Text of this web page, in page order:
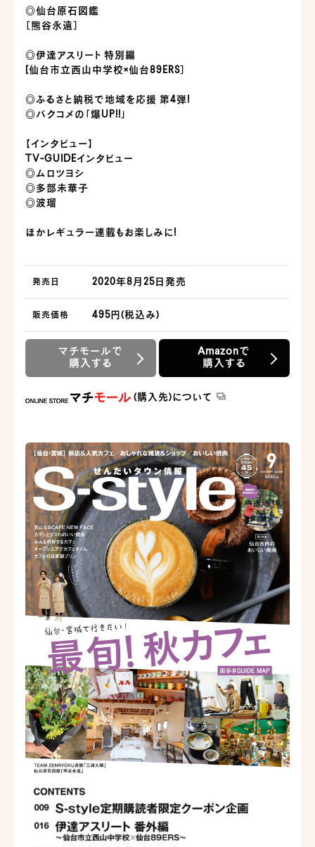
◎仙台原石図鑑
［熊谷永遠］
◎伊達アスリート 特別編
[仙台市立西山中学校×仙台89ERS］
◎ふるさと納税で地域を応援 第4弾!
◎バクコメの「爆UP!!」
【インタビュー】
TV-GUIDEインタビュー
◎ムロツヨシ
◎多部未華子
◎波瑠
ほかレギュラー連載もお楽しみに!
発売日 2020年8月25日発売
販売価格 495円(税込み)
マチモールで
購入する
Amazonで
購入する
(購入先)について